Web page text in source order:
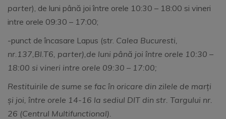
parter), de luni până joi între orele 10:30 – 18:00 si vineri
intre orele 09:30 – 17:00;
-punct de încasare Lapus (str. Calea Bucuresti,
nr.137,Bl.T6, parter),de luni până joi între orele 10:30 –
18:00 si vineri intre orele 09:30 – 17:00;
Restituirile de sume se fac în oricare din zilele de marți
și joi, între orele 14-16 la sediul DIT din str. Targului nr.
26 (Centrul Multifunctional).